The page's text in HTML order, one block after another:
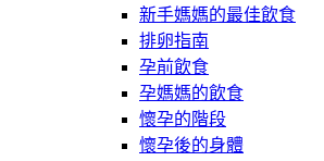
新手媽媽的最佳飲食
排卵指南
孕前飲食
孕媽媽的飲食
懷孕的階段
懷孕後的身體